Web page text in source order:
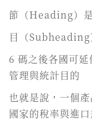
節（Heading）
目（Subheading
6 碼之後各國可
管理與統計目的
也就是說，一個
國家的稅率與進口